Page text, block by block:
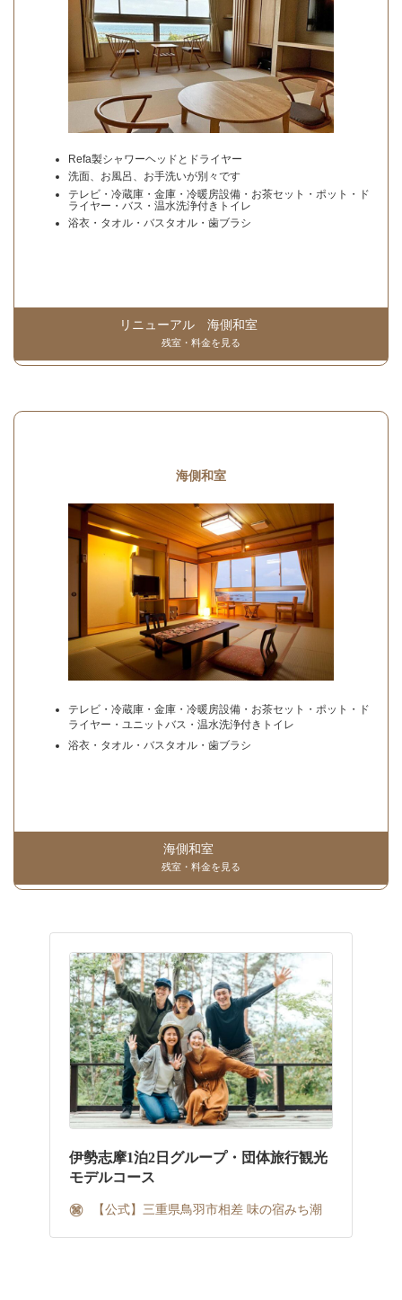
Refa製シャワーヘッドとドライヤー
洗面、お風呂、お手洗いが別々です
テレビ・冷蔵庫・金庫・冷暖房設備・お茶セット・ポット・ド
ライヤー・バス・温水洗浄付きトイレ
浴衣・タオル・バスタオル・歯ブラシ
リニューアル 海側和室
残室・料金を見る
海側和室
テレビ・冷蔵庫・金庫・冷暖房設備・お茶セット・ポット・ド
ライヤー・ユニットバス・温水洗浄付きトイレ
浴衣・タオル・バスタオル・歯ブラシ
海側和室
残室・料金を見る
伊勢志摩1泊2日グループ・団体旅行観光
モデルコース
【公式】三重県鳥羽市相差 味の宿みち潮